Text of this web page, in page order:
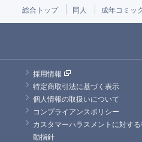
総合トップ 同人 成年コミッ
採用情報
特定商取引法に基づく表示
個人情報の取扱いについて
コンプライアンスポリシー
カスタマーハラスメントに対す
動指針